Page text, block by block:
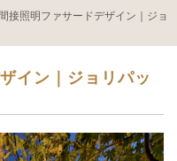
接照明ファサードデザイン｜ジョ
イン｜ジョリパッ